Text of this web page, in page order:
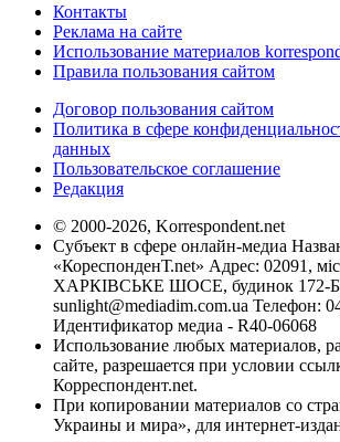
Контакты
Реклама на сайте
Использование материалов
Правила пользования сайтом
Договор пользования сайтом
Политика в сфере
данных
Пользовательское соглашение
Редакция
© 2000-2026, Korrespondent.net
Субъект в сфере онлайн-медиа
«КореспонденТ.net» Адрес: 02091,
ХАРКІВСЬКЕ ШОСЕ, будинок 172-Б,
sunlight@mediadim.com.ua Телефон:
Идентификатор медиа - R40-06068
Использование любых материалов,
сайте, разрешается при условии
Корреспондент.net.
При копировании материалов со
Украины и мира», для интернет-